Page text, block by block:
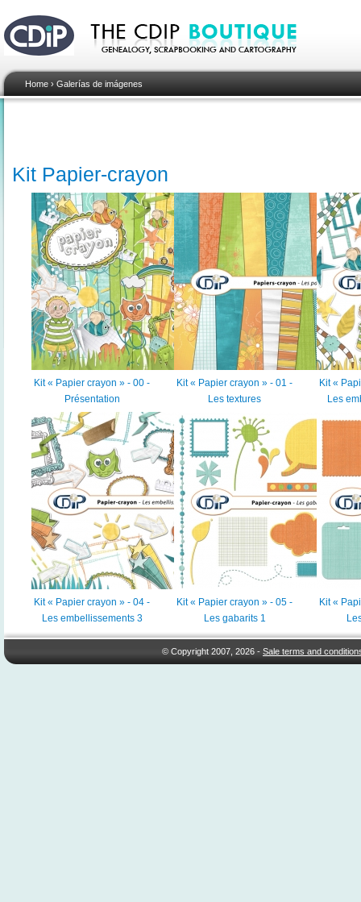
Home › Galerías de imágenes
Kit Papier-crayon
Kit « Papier crayon » - 00 -
Présentation
Kit « Papier crayon » - 01 -
Les textures
Kit «
Les
Kit « Papier crayon » - 04 -
Les embellissements 3
Kit « Papier crayon » - 05 -
Les gabarits 1
Kit «
© Copyright 2007, 2026 -Sale terms and